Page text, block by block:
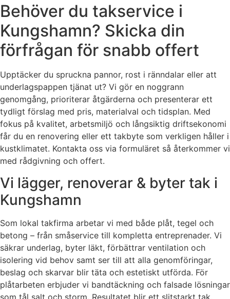
Behöver du takservice i
Kungshamn? Skicka din
förfrågan för snabb offert
Upptäcker du spruckna pannor, rost i ränndalar eller att
underlagspappen tjänat ut? Vi gör en noggrann
genomgång, prioriterar åtgärderna och presenterar ett
tydligt förslag med pris, materialval och tidsplan. Med
fokus på kvalitet, arbetsmiljö och långsiktig driftsekonomi
får du en renovering eller ett takbyte som verkligen håller i
kustklimatet. Kontakta oss via formuläret så återkommer vi
med rådgivning och offert.
Vi lägger, renoverar & byter tak i
Kungshamn
Som lokal takfirma arbetar vi med både plåt, tegel och
betong – från småservice till kompletta entreprenader. Vi
säkrar underlag, byter läkt, förbättrar ventilation och
isolering vid behov samt ser till att alla genomföringar,
beslag och skarvar blir täta och estetiskt utförda. För
plåtarbeten erbjuder vi bandtäckning och falsade lösningar
som tål salt och storm. Resultatet blir ett slitstarkt tak,